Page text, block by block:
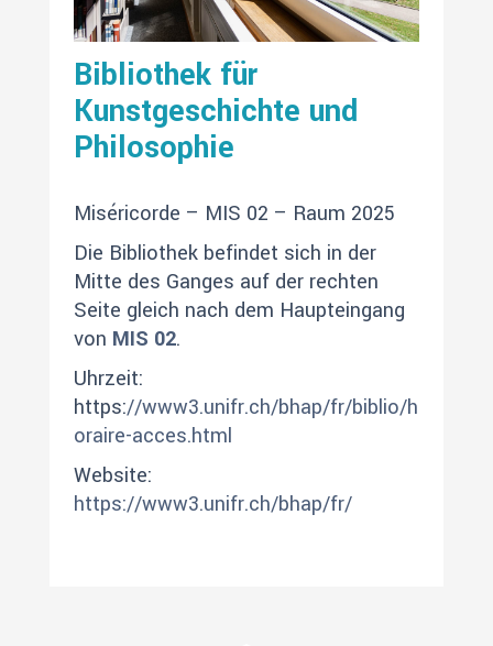
Bibliothek für
Kunstgeschichte und
Philosophie
Miséricorde – MIS 02 – Raum 2025
Die Bibliothek befindet sich in der
Mitte des Ganges auf der rechten
Seite gleich nach dem Haupteingang
von MIS 02.
Uhrzeit:
https://www3.unifr.ch/bhap/fr/biblio/h
oraire-acces.html
Website:
https://www3.unifr.ch/bhap/fr/